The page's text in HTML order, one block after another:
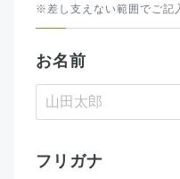
※差し支えない範囲でご記
お名前
フリガナ